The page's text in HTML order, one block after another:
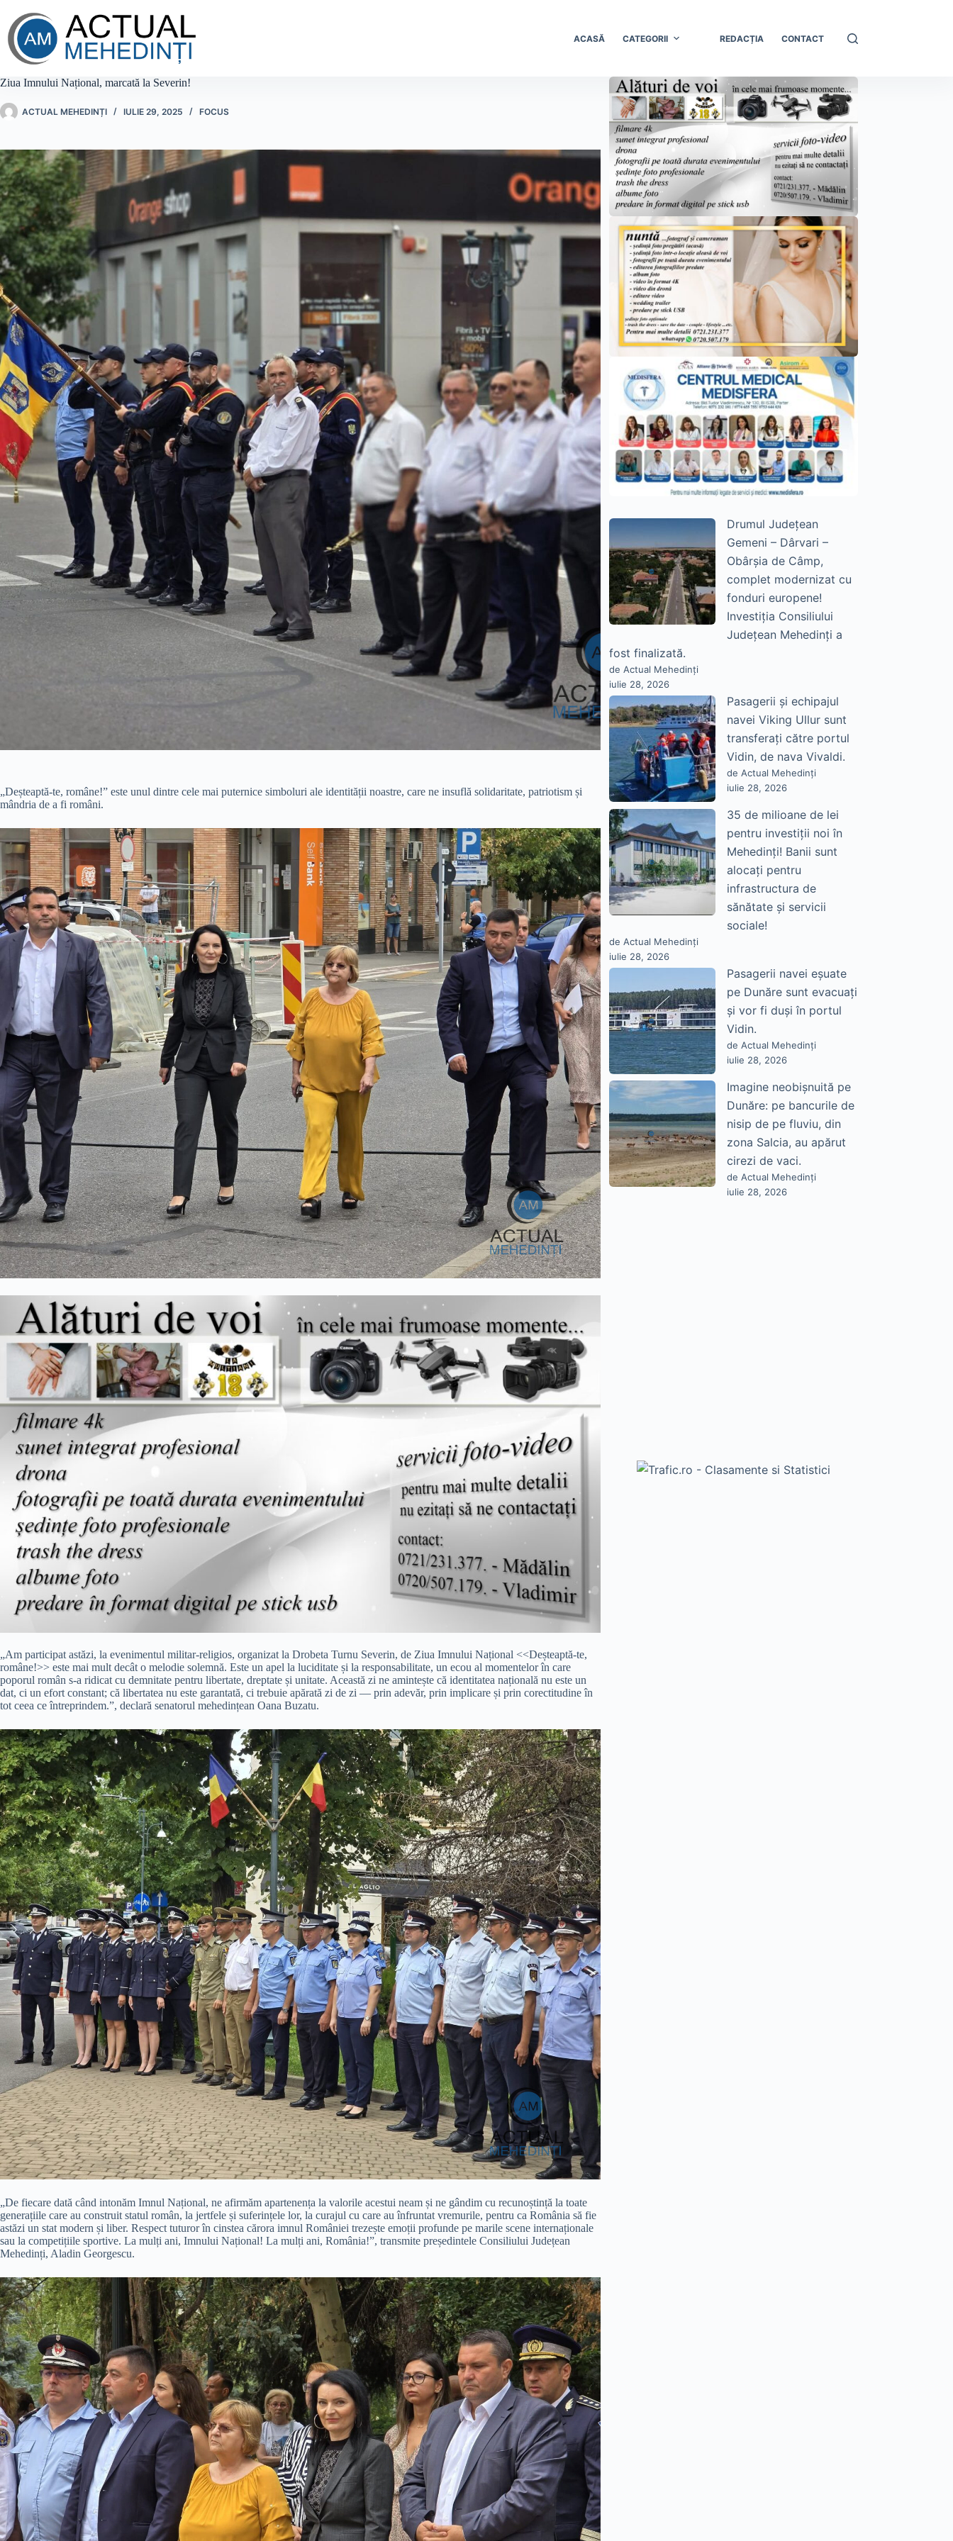
conținut
ACASĂ CATEGORII REDACȚIA CONTACT
Ziua Imnului Național, marcată la Severin!
ACTUAL MEHEDINȚI IULIE 29, 2025 FOCUS
„Deșteaptă-te, române!” este unul dintre cele mai puternice simboluri ale identității noastre, care ne insuflă solidaritate, patriotism și
mândria de a fi români.
„Am participat astăzi, la evenimentul militar-religios, organizat la Drobeta Turnu Severin, de Ziua Imnului Național <<Deșteaptă-te,
române!>> este mai mult decât o melodie solemnă. Este un apel la luciditate și la responsabilitate, un ecou al momentelor în care
poporul român s-a ridicat cu demnitate pentru libertate, dreptate și unitate. Această zi ne amintește că identitatea națională nu este un
dat, ci un efort constant; că libertatea nu este garantată, ci trebuie apărată zi de zi — prin adevăr, prin implicare și prin corectitudine în
tot ceea ce întreprindem.”, declară senatorul mehedințean Oana Buzatu.
„De fiecare dată când intonăm Imnul Național, ne afirmăm apartenența la valorile acestui neam și ne gândim cu recunoștință la toate
generațiile care au construit statul român, la jertfele și suferințele lor, la curajul cu care au înfruntat vremurile, pentru ca România să fie
astăzi un stat modern și liber. Respect tuturor în cinstea cărora imnul României trezește emoții profunde pe marile scene internaționale
sau la competițiile sportive. La mulți ani, Imnului Național! La mulți ani, România!”, transmite președintele Consiliului Județean
Mehedinți, Aladin Georgescu.
Drumul Județean
Gemeni – Dârvari –
Obârșia de Câmp,
complet modernizat cu
fonduri europene!
Investiția Consiliului
Județean Mehedinți a
fost finalizată.
de Actual Mehedinți
iulie 28, 2026
Pasagerii și echipajul
navei Viking Ullur sunt
transferați către portul
Vidin, de nava Vivaldi.
de Actual Mehedinți
iulie 28, 2026
35 de milioane de lei
pentru investiții noi în
Mehedinți! Banii sunt
alocați pentru
infrastructura de
sănătate și servicii
sociale!
de Actual Mehedinți
iulie 28, 2026
Pasagerii navei eșuate
pe Dunăre sunt evacuați
și vor fi duși în portul
Vidin.
de Actual Mehedinți
iulie 28, 2026
Imagine neobișnuită pe
Dunăre: pe bancurile de
nisip de pe fluviu, din
zona Salcia, au apărut
cirezi de vaci.
de Actual Mehedinți
iulie 28, 2026